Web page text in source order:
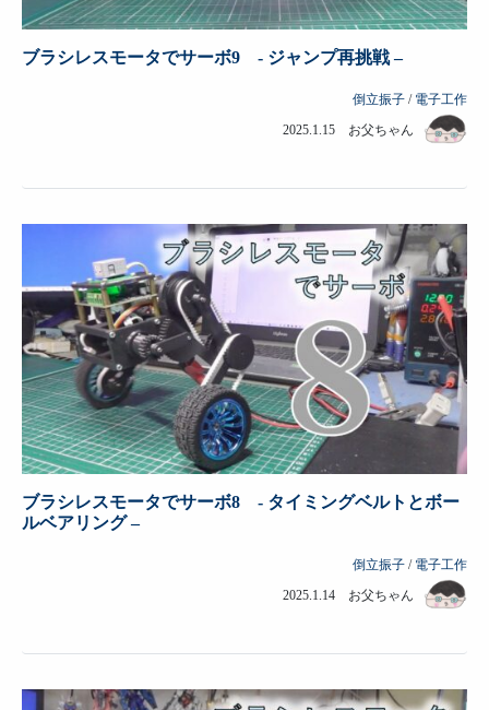
ブラシレスモータでサーボ9 - ジャンプ再挑戦 –
倒立振子 / 電子工作
2025.1.15 お父ちゃん
ブラシレスモータでサーボ8 - タイミングベルトとボー
ルベアリング –
倒立振子 / 電子工作
2025.1.14 お父ちゃん